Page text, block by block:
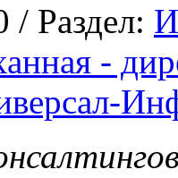
/ Раздел:
-